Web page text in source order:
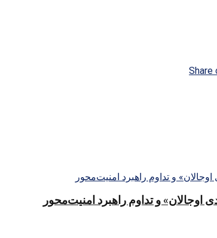
Share
اوجالان» و تداوم راهبرد امنیت‌محور